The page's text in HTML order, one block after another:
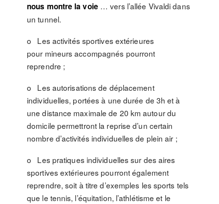
nous montre la voie … vers l’allée Vivaldi dans
un tunnel.
o Les activités sportives extérieures
pour mineurs accompagnés pourront
reprendre ;
o Les autorisations de déplacement
individuelles, portées à une durée de 3h et à
une distance maximale de 20 km autour du
domicile permettront la reprise d’un certain
nombre d’activités individuelles de plein air ;
o Les pratiques individuelles sur des aires
sportives extérieures pourront également
reprendre, soit à titre d’exemples les sports tels
que le tennis, l’équitation, l’athlétisme et le